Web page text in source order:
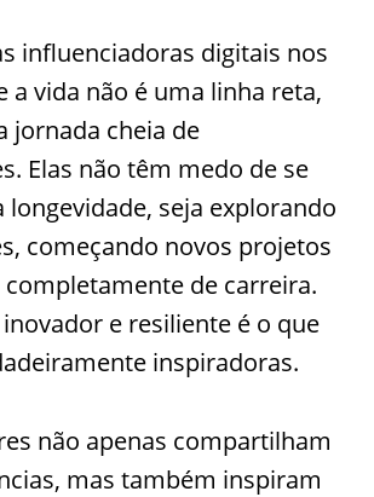
influenciadoras digitais nos
a vida não é uma linha reta,
jornada cheia de
Elas não têm medo de se
longevidade, seja explorando
começando novos projetos
de carreira.
e resiliente é o que
inspiradoras.
não apenas compartilham
mas também inspiram